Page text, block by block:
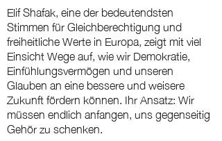
Elif Shafak, eine der bedeutendsten
Stimmen für Gleichberechtigung und
freiheitliche Werte in Europa, zeigt mit viel
Einsicht Wege auf, wie wir Demokratie,
Einfühlungsvermögen und unseren
Glauben an eine bessere und weisere
Zukunft fördern können. Ihr Ansatz: Wir
müssen endlich anfangen, uns gegenseitig
Gehör zu schenken.